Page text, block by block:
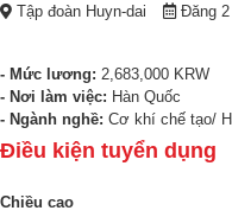
Tập đoàn Huyn-dai Đăng 2
- Mức lương: 2,683,000 KRW
- Nơi làm việc: Hàn Quốc
- Ngành nghề: Cơ khí chế tạo/
Điều kiện tuyển dụng
Chiều cao